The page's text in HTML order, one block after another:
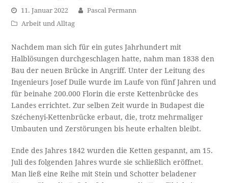
11. Januar 2022
Pascal Permann
Arbeit und Alltag
Nachdem man sich für ein gutes Jahrhundert mit
Halblösungen durchgeschlagen hatte, nahm man 1838 den
Bau der neuen Brücke in Angriff. Unter der Leitung des
Ingenieurs Josef Duile wurde im Laufe von fünf Jahren und
für beinahe 200.000 Florin die erste Kettenbrücke des
Landes errichtet. Zur selben Zeit wurde in Budapest die
Széchenyi-Kettenbrücke erbaut, die, trotz mehrmaliger
Umbauten und Zerstörungen bis heute erhalten bleibt.
Ende des Jahres 1842 wurden die Ketten gespannt, am 15.
Juli des folgenden Jahres wurde sie schließlich eröffnet.
Man ließ eine Reihe mit Stein und Schotter beladener